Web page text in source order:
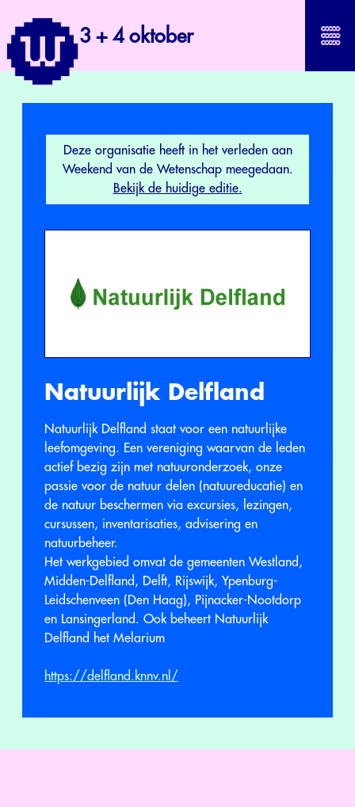
3 + 4 oktober
Deze organisatie heeft in het verleden aan
Weekend van de Wetenschap meegedaan.
Bekijk de huidige editie.
Natuurlijk Delfland
Natuurlijk Delfland staat voor een natuurlijke
leefomgeving. Een vereniging waarvan de leden
actief bezig zijn met natuuronderzoek, onze
passie voor de natuur delen (natuureducatie) en
de natuur beschermen via excursies, lezingen,
cursussen, inventarisaties, advisering en
natuurbeheer.
Het werkgebied omvat de gemeenten Westland,
Midden-Delfland, Delft, Rijswijk, Ypenburg-
Leidschenveen (Den Haag), Pijnacker-Nootdorp
en Lansingerland. Ook beheert Natuurlijk
Delfland het Melarium
https://delfland.knnv.nl/